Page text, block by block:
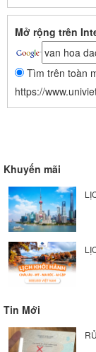
Mở rộng trên
Tìm trên toàn
https://
Khuyến mãi
Tin Mới